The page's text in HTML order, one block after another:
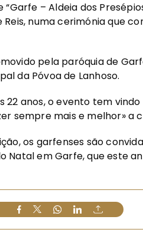
“Garfe – Aldeia dos
Reis, numa cerimónia que
pela paróquia de
da Póvoa de Lanhoso.
22 anos, o evento tem
sempre mais e melhor» a
os garfenses são
Natal em Garfe, que este